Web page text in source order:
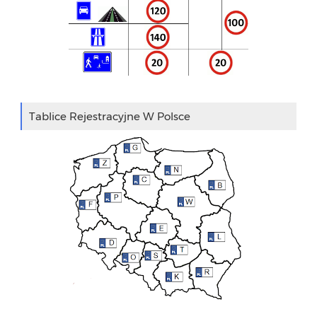
Tablice Rejestracyjne W Polsce